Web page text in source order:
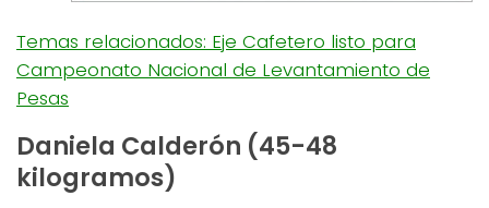
Temas relacionados: Eje Cafetero listo para
Campeonato Nacional de Levantamiento de
Pesas
Daniela Calderón (45-48
kilogramos)